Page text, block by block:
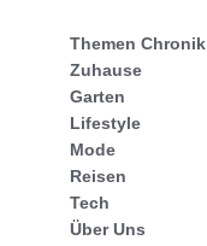
Themen Chronik
Zuhause
Garten
Lifestyle
Mode
Reisen
Tech
Über Uns